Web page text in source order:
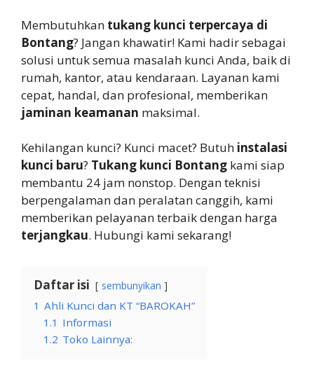
Membutuhkan tukang kunci terpercaya di
Bontang? Jangan khawatir! Kami hadir sebagai
solusi untuk semua masalah kunci Anda, baik di
rumah, kantor, atau kendaraan. Layanan kami
cepat, handal, dan profesional, memberikan
jaminan keamanan maksimal.
Kehilangan kunci? Kunci macet? Butuh instalasi
kunci baru? Tukang kunci Bontang kami siap
membantu 24 jam nonstop. Dengan teknisi
berpengalaman dan peralatan canggih, kami
memberikan pelayanan terbaik dengan harga
terjangkau. Hubungi kami sekarang!
Daftar isi sembunyikan
1 Ahli Kunci dan KT “BAROKAH”
1.1 Informasi
1.2 Toko Lainnya: